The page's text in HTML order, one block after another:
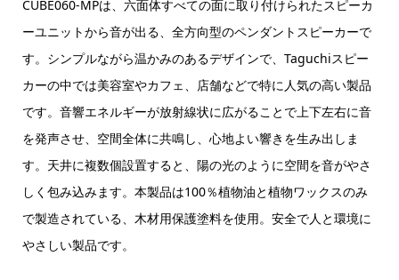
CUBE060-MPは、六面体すべての面に取り付けられたスピーカ
ーユニットから音が出る、全方向型のペンダントスピーカーで
す。シンプルながら温かみのあるデザインで、Taguchiスピー
カーの中では美容室やカフェ、店舗などで特に人気の高い製品
です。音響エネルギーが放射線状に広がることで上下左右に音
を発声させ、空間全体に共鳴し、心地よい響きを生み出しま
す。天井に複数個設置すると、陽の光のように空間を音がやさ
しく包み込みます。本製品は100％植物油と植物ワックスのみ
で製造されている、木材用保護塗料を使用。安全で人と環境に
やさしい製品です。